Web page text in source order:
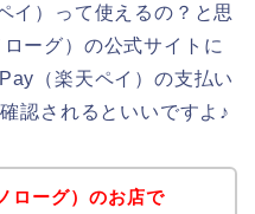
イ）って使えるの？と思
ーグ）の公式サイトに
（楽天ペイ）の支払い
認されるといいですよ♪
ローグ）のお店で